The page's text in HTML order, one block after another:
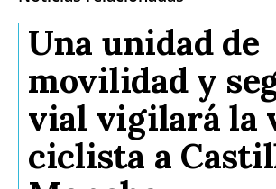
Una unidad de
movilidad y
vial vigilará la
ciclista a